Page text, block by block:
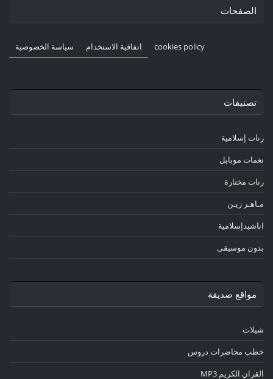
الصفحات
سياسة الخصوصية اتفاقية الاستخدام cookies policy
تصنيفات
رنات إسلامية
نغمات موبايل
رنات مختارة
مـاهـر زيـن
اناشيدإسلامية
بدون موسيقى
مواقع صديقة
شيلات
خطب محاضرات دروس
القران الكريم MP3